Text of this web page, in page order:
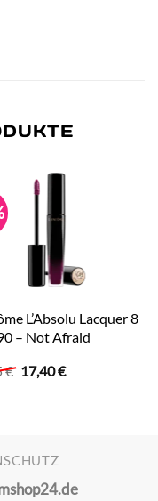
L’Absolu Lacquer 8
– Not Afraid
€ Ursprünglicher
Preis
17,40€Aktueller